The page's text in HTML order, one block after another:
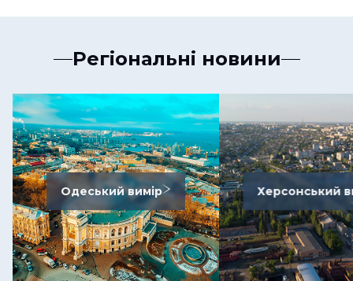
Регіональні новини
Одеський вимір Херсонський